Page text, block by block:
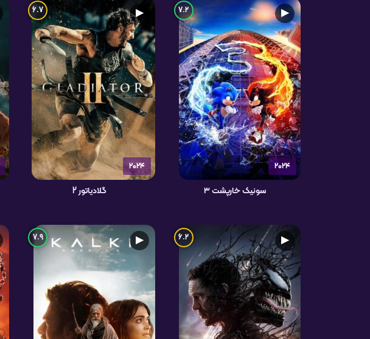
2024
▶
7.2
سونیک خارپشت ۳
2024
▶
6.7
گلادیاتور 2
▶
6.2
▶
7.9